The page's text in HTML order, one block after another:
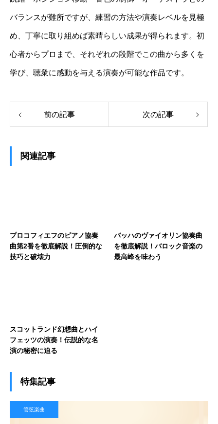
バランスが難所ですが、練習の方法や演奏レベルを見極
め、丁寧に取り組めば素晴らしい成果が得られます。初
心者からプロまで、それぞれの段階でこの曲から多くを
学び、聴衆に感動を与える演奏が可能な作品です。
前の記事 次の記事
関連記事
プロコフィエフのピアノ協奏
曲第2番を徹底解説！圧倒的な
技巧と破壊力
バッハのヴァイオリン協奏曲
を徹底解説！バロック音楽の
最高峰を味わう
スコットランド幻想曲とハイ
フェッツの演奏！伝説的な名
演の秘密に迫る
特集記事
管弦楽曲